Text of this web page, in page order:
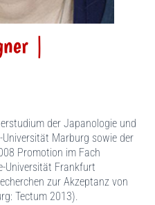
|
der Japanologie und
Marburg sowie der
Promotion im Fach
Universität Frankfurt
zur Akzeptanz von
Tectum 2013).